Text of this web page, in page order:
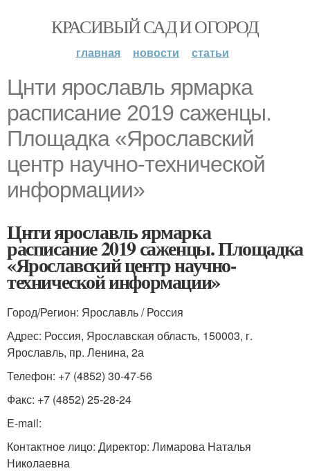
КРАСИВЫЙ САД И ОГОРОД
главная новости статьи
Цнти ярославль ярмарка
расписание 2019 саженцы.
Площадка «Ярославский
центр научно-технической
информации»
Цнти ярославль ярмарка
расписание 2019 саженцы. Площадка
«Ярославский центр научно-
технической информации»
Город/Регион: Ярославль / Россия
Адрес: Россия, Ярославская область, 150003, г.
Ярославль, пр. Ленина, 2а
Телефон: +7 (4852) 30-47-56
Факс: +7 (4852) 25-28-24
E-mail:
Контактное лицо: Директор: Лимарова Наталья
Николаевна